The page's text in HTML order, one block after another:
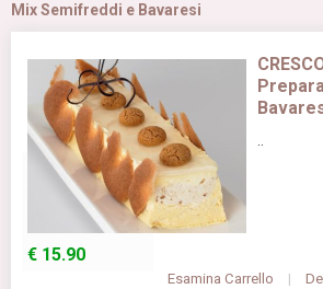
Mix Semifreddi e Bavaresi
..
€ 15.90
Esamina Carrello |